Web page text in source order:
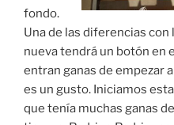
fondo.
Una de las diferencias
nueva tendrá un botón en
entran ganas de empezar
es un gusto. Iniciamos
que tenía muchas ganas